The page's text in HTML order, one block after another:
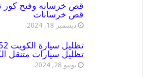
قص خرسانات
ديسمبر 18, 2024
تظليل سيارات متنقل
يونيو 28, 2024